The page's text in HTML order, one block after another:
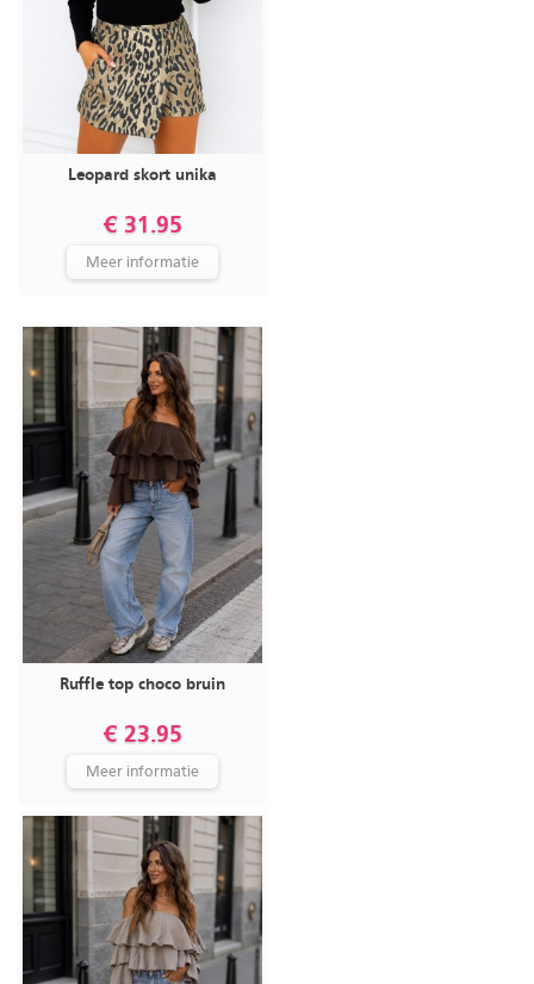
Leopard skort unika
€ 31.95
Meer informatie
Ruffle top choco bruin
€ 23.95
Meer informatie